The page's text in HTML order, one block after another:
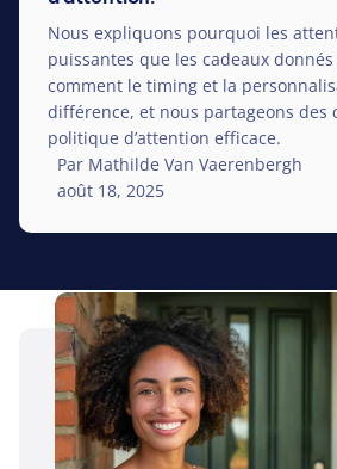
Nous expliquons pourquoi les
puissantes que les cadeaux
comment le timing et la
différence, et nous partageons des
politique d’attention efficace.
Par Mathilde Van Vaerenbergh
août 18, 2025